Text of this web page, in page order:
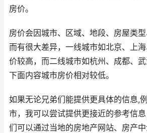
房价。
房价会因城市、区域、地段、房屋类
而有很大差异，一线城市如北京、上
价较高，而二线城市如杭州、成都、
下面内容城市房价相对较低。
如果无论兄弟们能提供更具体的信息,
市，我可以尝试提供更接近的参考信
们可以通过当地的房地产网站、房产